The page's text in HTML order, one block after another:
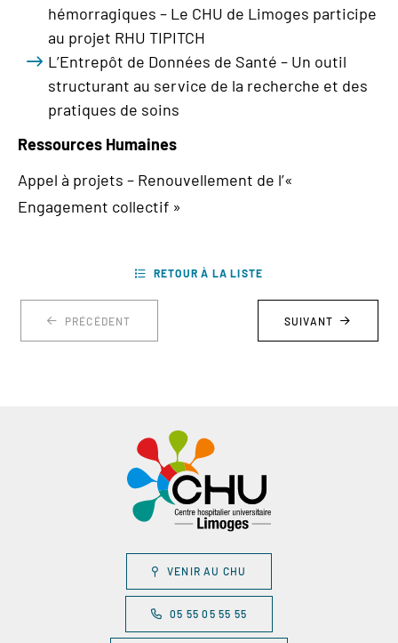
hémorragiques – Le CHU de Limoges participe
au projet RHU TIPITCH
L’Entrepôt de Données de Santé – Un outil
structurant au service de la recherche et des
pratiques de soins
Ressources Humaines
Appel à projets – Renouvellement de l’«
Engagement collectif »
PRÉCÉDENT
RETOUR À LA LISTE
SUIVANT
VENIR AU CHU
05 55 05 55 55